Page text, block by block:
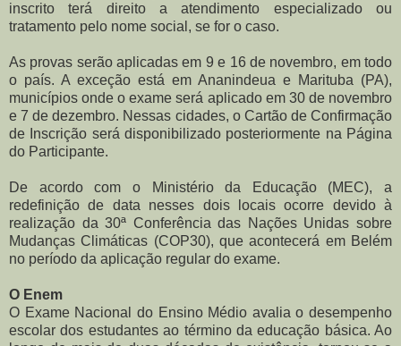
inscrito terá direito a atendimento especializado ou
tratamento pelo nome social, se for o caso.
As provas serão aplicadas em 9 e 16 de novembro, em todo
o país. A exceção está em Ananindeua e Marituba (PA),
municípios onde o exame será aplicado em 30 de novembro
e 7 de dezembro. Nessas cidades, o Cartão de Confirmação
de Inscrição será disponibilizado posteriormente na Página
do Participante.
De acordo com o Ministério da Educação (MEC), a
redefinição de data nesses dois locais ocorre devido à
realização da 30ª Conferência das Nações Unidas sobre
Mudanças Climáticas (COP30), que acontecerá em Belém
no período da aplicação regular do exame.
O Enem
O Exame Nacional do Ensino Médio avalia o desempenho
escolar dos estudantes ao término da educação básica. Ao